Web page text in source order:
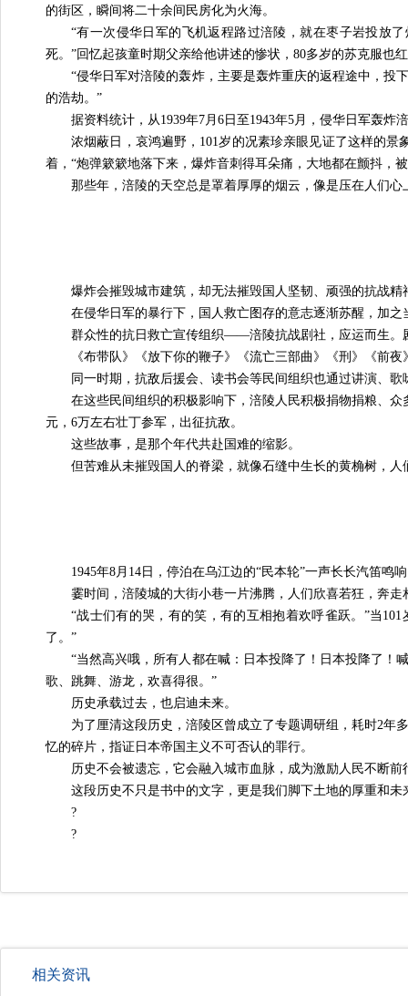
的街区，瞬间将二十余间民房化为火海。
“有一次侵华日军的飞机返程路过涪陵，就在枣子岩投放
死。”回忆起孩童时期父亲给他讲述的惨状，80多岁的苏克服也
“侵华日军对涪陵的轰炸，主要是轰炸重庆的返程途中，投
的浩劫。”
据资料统计，从1939年7月6日至1943年5月，侵华日军轰炸
浓烟蔽日，哀鸿遍野，101岁的况素珍亲眼见证了这样的
着，“炮弹簌簌地落下来，爆炸音刺得耳朵痛，大地都在颤抖，
那些年，涪陵的天空总是罩着厚厚的烟云，像是压在人们
爆炸会摧毁城市建筑，却无法摧毁国人坚韧、顽强的抗战精
在侵华日军的暴行下，国人救亡图存的意志逐渐苏醒，加
群众性的抗日救亡宣传组织——涪陵抗战剧社，应运而生。
《布带队》《放下你的鞭子》《流亡三部曲》《刑》《
同一时期，抗敌后援会、读书会等民间组织也通过讲演、
在这些民间组织的积极影响下，涪陵人民积极捐物捐粮、
元，6万左右壮丁参军，出征抗敌。
这些故事，是那个年代共赴国难的缩影。
但苦难从未摧毁国人的脊梁，就像石缝中生长的黄桷树，
1945年8月14日，停泊在乌江边的“民本轮”一声长长汽笛鸣
霎时间，涪陵城的大街小巷一片沸腾，人们欣喜若狂，奔
“战士们有的哭，有的笑，有的互相抱着欢呼雀跃。”当
了。”
“当然高兴哦，所有人都在喊：日本投降了！日本投降了！
歌、跳舞、游龙，欢喜得很。”
历史承载过去，也启迪未来。
为了厘清这段历史，涪陵区曾成立了专题调研组，耗时2年
忆的碎片，指证日本帝国主义不可否认的罪行。
历史不会被遗忘，它会融入城市血脉，成为激励人民不断
这段历史不只是书中的文字，更是我们脚下土地的厚重和
?
?
相关资讯